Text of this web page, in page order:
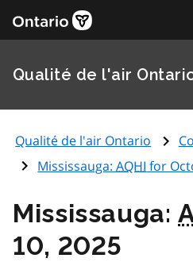
Qualité de l'air
Qualité de l'air Ontario
Mississauga:AQHI for
Mississauga:
10, 2025